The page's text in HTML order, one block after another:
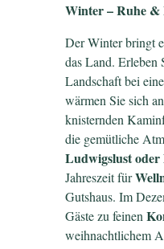
Winter – Ruhe &
Der Winter bringt
das Land. Erleben
Landschaft bei
wärmen Sie sich
knisternden
die gemütliche
Ludwigslust oder
Jahreszeit für
Gutshaus. Im
Gäste zu feinen
weihnachtlichem